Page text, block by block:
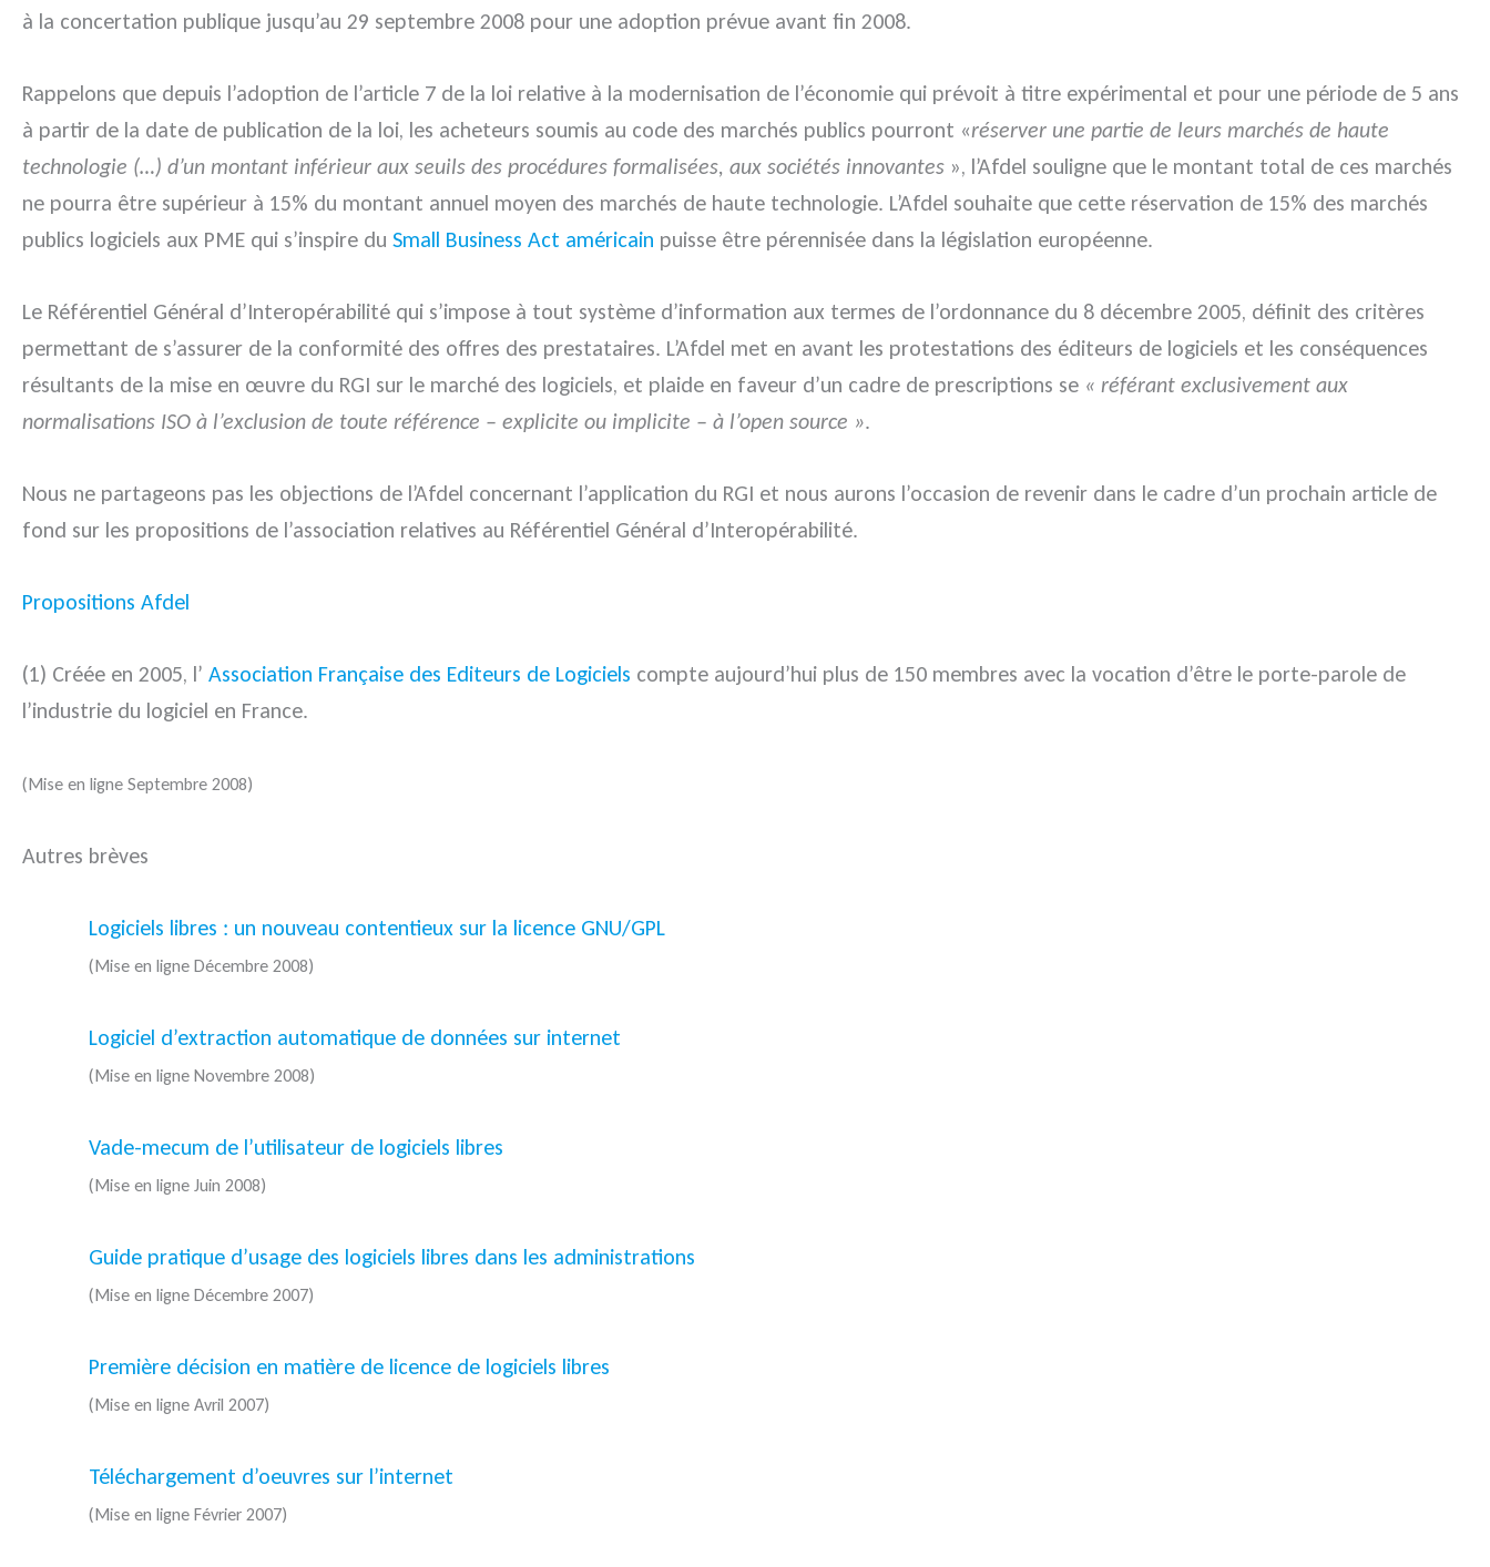
à la concertation publique jusqu’au 29 septembre 2008 pour une adoption prévue avant fin 2008.
Rappelons que depuis l’adoption de l’article 7 de la loi relative à la modernisation de l’économie qui prévoit à titre expérimental et pour une période de 5 ans
à partir de la date de publication de la loi, les acheteurs soumis au code des marchés publics pourront «réserver une partie de leurs marchés de haute
technologie (…) d’un montant inférieur aux seuils des procédures formalisées, aux sociétés innovantes », l’Afdel souligne que le montant total de ces marchés
ne pourra être supérieur à 15% du montant annuel moyen des marchés de haute technologie. L’Afdel souhaite que cette réservation de 15% des marchés
publics logiciels aux PME qui s’inspire du Small Business Act américain puisse être pérennisée dans la législation européenne.
Le Référentiel Général d’Interopérabilité qui s’impose à tout système d’information aux termes de l’ordonnance du 8 décembre 2005, définit des critères
permettant de s’assurer de la conformité des offres des prestataires. L’Afdel met en avant les protestations des éditeurs de logiciels et les conséquences
résultants de la mise en œuvre du RGI sur le marché des logiciels, et plaide en faveur d’un cadre de prescriptions se « référant exclusivement aux
normalisations ISO à l’exclusion de toute référence – explicite ou implicite – à l’open source ».
Nous ne partageons pas les objections de l’Afdel concernant l’application du RGI et nous aurons l’occasion de revenir dans le cadre d’un prochain article de
fond sur les propositions de l’association relatives au Référentiel Général d’Interopérabilité.
Propositions Afdel
(1) Créée en 2005, l’ Association Française des Editeurs de Logiciels compte aujourd’hui plus de 150 membres avec la vocation d’être le porte-parole de
l’industrie du logiciel en France.
(Mise en ligne Septembre 2008)
Autres brèves
Logiciels libres : un nouveau contentieux sur la licence GNU/GPL
(Mise en ligne Décembre 2008)
Logiciel d’extraction automatique de données sur internet
(Mise en ligne Novembre 2008)
Vade-mecum de l’utilisateur de logiciels libres
(Mise en ligne Juin 2008)
Guide pratique d’usage des logiciels libres dans les administrations
(Mise en ligne Décembre 2007)
Première décision en matière de licence de logiciels libres
(Mise en ligne Avril 2007)
Téléchargement d’oeuvres sur l’internet
(Mise en ligne Février 2007)